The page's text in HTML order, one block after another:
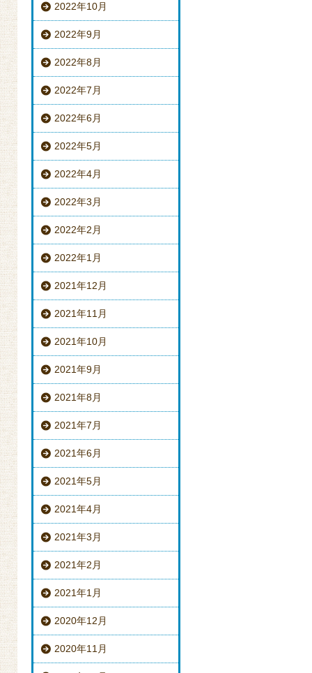
2022年10月
2022年9月
2022年8月
2022年7月
2022年6月
2022年5月
2022年4月
2022年3月
2022年2月
2022年1月
2021年12月
2021年11月
2021年10月
2021年9月
2021年8月
2021年7月
2021年6月
2021年5月
2021年4月
2021年3月
2021年2月
2021年1月
2020年12月
2020年11月